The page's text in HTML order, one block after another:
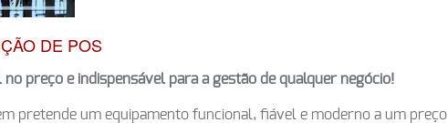
DE POS
preço e indispensável para a gestão de qualquer negócio!
pretende um equipamento funcional, fiável e moderno a um preço